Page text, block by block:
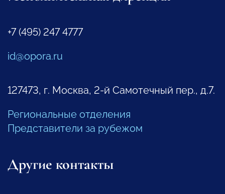
+7 (495) 247 4777
id@opora.ru
127473, г. Москва, 2-й Самотечный пер., д.7.
Региональные отделения
Представители за рубежом
Другие контакты